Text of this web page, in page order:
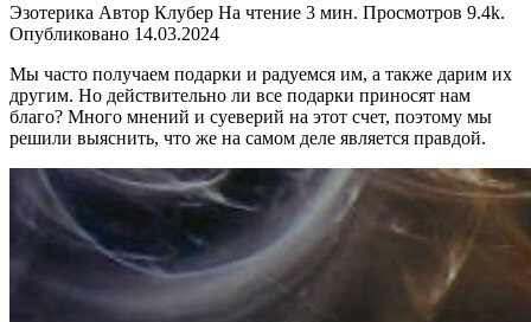
Эзотерика Автор Клубер На чтение 3 мин. Просмотров 9.4k.
Опубликовано 14.03.2024
Мы часто получаем подарки и радуемся им, а также дарим их
другим. Но действительно ли все подарки приносят нам
благо? Много мнений и суеверий на этот счет, поэтому мы
решили выяснить, что же на самом деле является правдой.